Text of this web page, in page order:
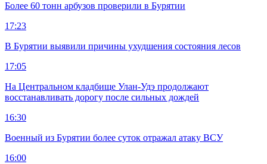
Более 60 тонн арбузов проверили в Бурятии
17:23
В Бурятии выявили причины ухудшения состояния лесов
17:05
На Центральном кладбище Улан-Удэ продолжают
восстанавливать дорогу после сильных дождей
16:30
Военный из Бурятии более суток отражал атаку ВСУ
16:00